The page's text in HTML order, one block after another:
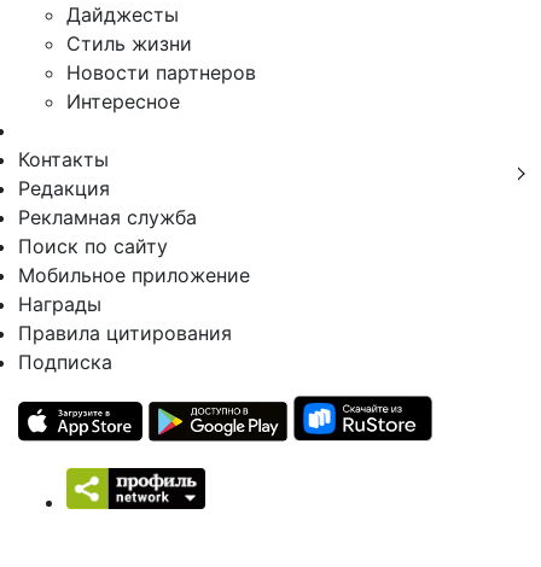
Дайджесты
Стиль жизни
Новости партнеров
Интересное
Контакты
Редакция
Рекламная служба
Поиск по сайту
Мобильное приложение
Награды
Правила цитирования
Подписка